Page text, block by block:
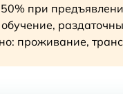
при
проживание,